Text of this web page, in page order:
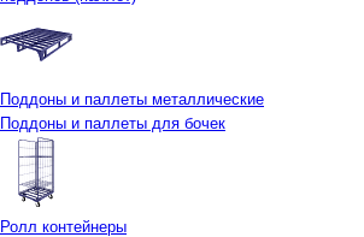
Поддоны и паллеты металлические
Поддоны и паллеты для бочек
Ролл контейнеры